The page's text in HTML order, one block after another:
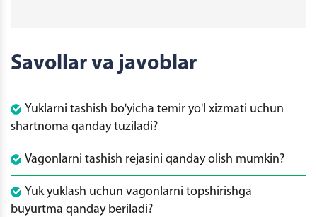
Savollar va javoblar
Yuklarni tashish bo'yicha temir yo'l xizmati uchun
shartnoma qanday tuziladi?
Vagonlarni tashish rejasini qanday olish mumkin?
Yuk yuklash uchun vagonlarni topshirishga
buyurtma qanday beriladi?